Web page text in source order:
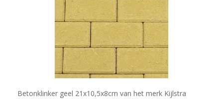
Betonklinker geel 21x10,5x8cm van het merk Kijlstra